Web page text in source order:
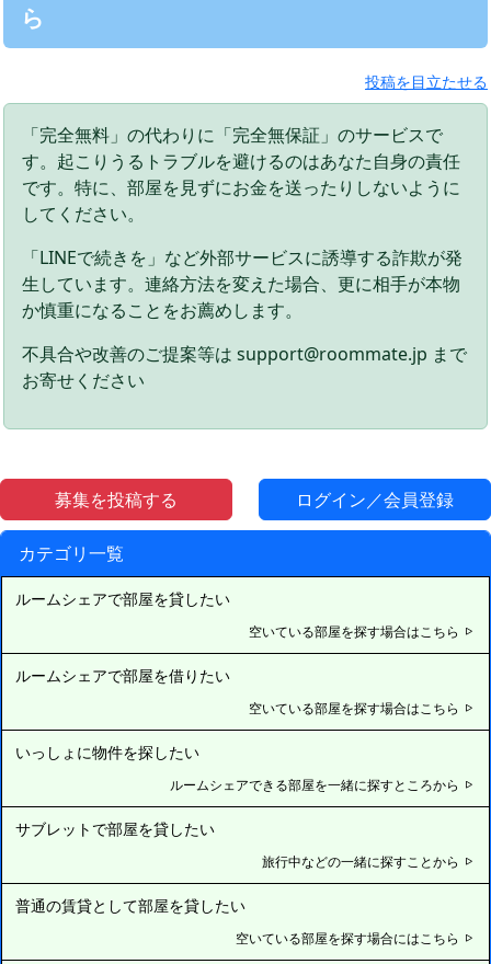
募集を投稿する ログイン／会員登録
カテゴリ一覧
ルームシェアで部屋を貸したい
空いている部屋を探す場合はこちら
ルームシェアで部屋を借りたい
空いている部屋を探す場合はこちら
いっしょに物件を探したい
ルームシェアできる部屋を一緒に探すところから
サブレットで部屋を貸したい
旅行中などの一緒に探すことから
普通の賃貸として部屋を貸したい
空いている部屋を探す場合にはこちら
ら
投稿を目立たせる
「完全無料」の代わりに「完全無保証」のサービスで
す。起こりうるトラブルを避けるのはあなた自身の責任
です。特に、部屋を見ずにお金を送ったりしないように
してください。
「LINEで続きを」など外部サービスに誘導する詐欺が発
生しています。連絡方法を変えた場合、更に相手が本物
か慎重になることをお薦めします。
不具合や改善のご提案等は support@roommate.jp まで
お寄せください